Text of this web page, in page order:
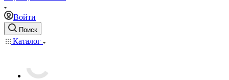
Войти
Поиск
Каталог